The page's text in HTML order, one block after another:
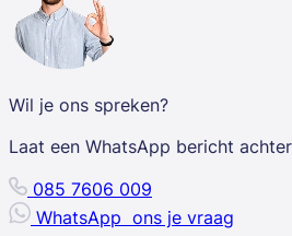
Wil je ons spreken?
Laat een WhatsApp bericht
085 7606 009
WhatsApp ons je vraag